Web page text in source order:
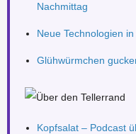
Nachmittag
Neue Technologien
Glühwürmchen
Kopfsalat – Podcast